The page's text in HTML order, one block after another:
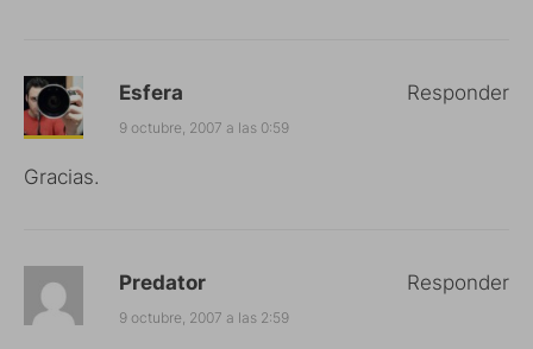
Esfera
9 octubre, 2007 a las 0:59
Gracias.
Responder
Predator
9 octubre, 2007 a las 2:59
Responder